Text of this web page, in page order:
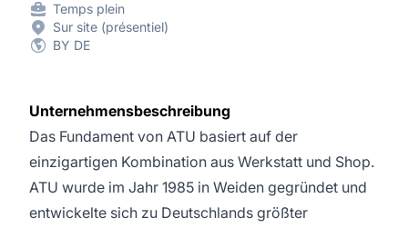
Temps plein
Sur site (présentiel)
BY DE
Unternehmensbeschreibung
Das Fundament von ATU basiert auf der
einzigartigen Kombination aus Werkstatt und Shop.
ATU wurde im Jahr 1985 in Weiden gegründet und
entwickelte sich zu Deutschlands größter